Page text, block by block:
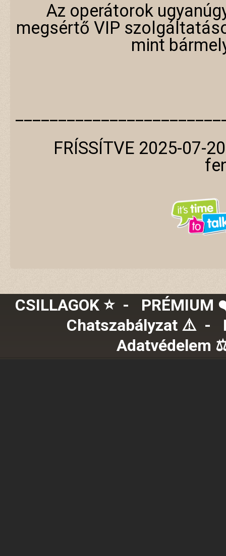
Az operátorok
megsértő VIP
mint
FRÍSSÍTVE 2025-07-
CSILLAGOK ⭐- PRÉMIUM
Chatszabályzat ⚠️-
Adatvédelem